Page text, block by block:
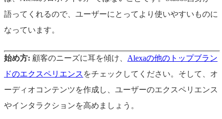
語ってくれるので、ユーザーにとってより使いやすいものに
なっています。
始め方: 顧客のニーズに耳を傾け、 Alexaの他のトップブラン
ドのエクスペリエンス をチェックしてください。そして、オ
ーディオコンテンツを作成し、ユーザーのエクスペリエンス
やインタラクションを高めましょう。